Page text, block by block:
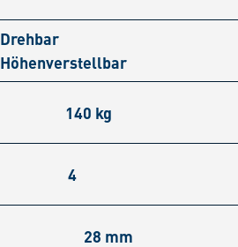
Drehbar
Höhenverstellbar
140 kg
4
28 mm